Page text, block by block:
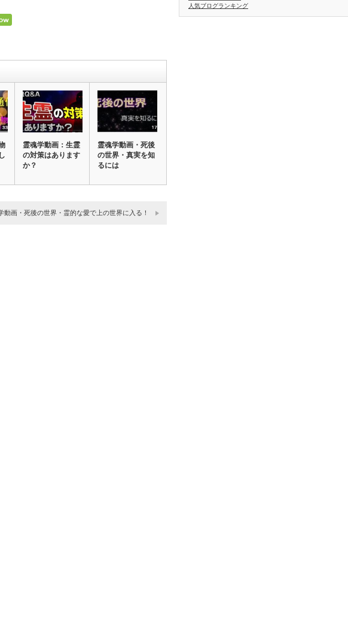
霊魂学動画：生霊
の対策はあります
か？
霊魂学動画・死後
の世界・真実を知
るには
動画・死後の世界・霊的な愛で上の世界に入る！
人気ブログランキング